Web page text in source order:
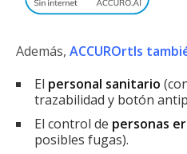
Además, ACCUROrtls
El personal sanitario
trazabilidad y botón
El control de personas
posibles fugas).